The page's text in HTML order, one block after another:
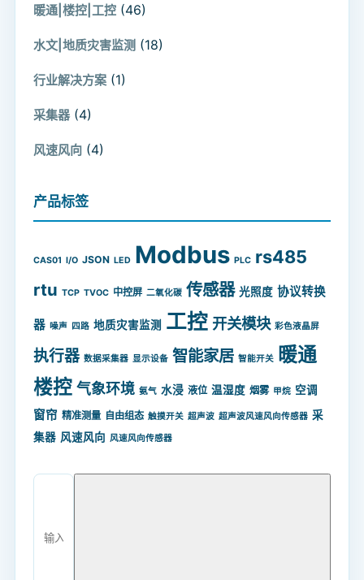
暖通|楼控|工控 (46)
水文|地质灾害监测 (18)
行业解决方案 (1)
采集器 (4)
风速风向 (4)
产品标签
CAS01 I/O JSON LED Modbus PLC rs485
rtu TCP TVOC 中控屏 二氧化碳 传感器 光照度 协议转换
器 噪声 四路 地质灾害监测 工控 开关模块 彩色液晶屏
执行器 数据采集器 显示设备 智能家居 智能开关 暖通
楼控 气象环境 氨气 水浸 液位 温湿度 烟雾 甲烷 空调
窗帘 精准测量 自由组态 触摸开关 超声波 超声波风速风向传感器 采
集器 风速风向 风速风向传感器